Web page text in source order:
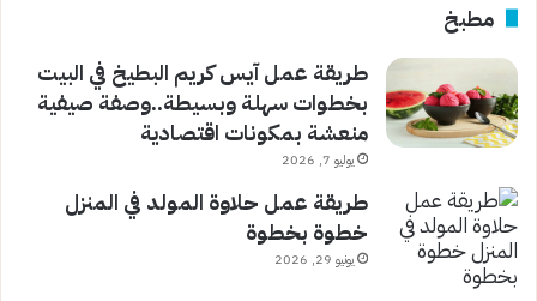
مطبخ
طريقة عمل آيس كريم البطيخ في البيت
بخطوات سهلة وبسيطة..وصفة صيفية
منعشة بمكونات اقتصادية
يوليو 7, 2026
طريقة عمل حلاوة المولد في المنزل
خطوة بخطوة
يونيو 29, 2026